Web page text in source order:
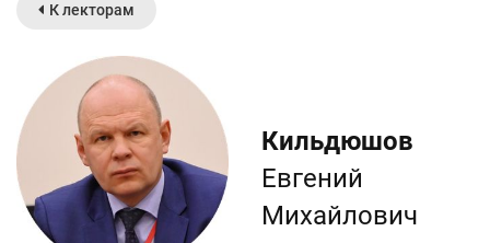
О нас
К лекторам
Кильдюшов
Евгений
Михайлович